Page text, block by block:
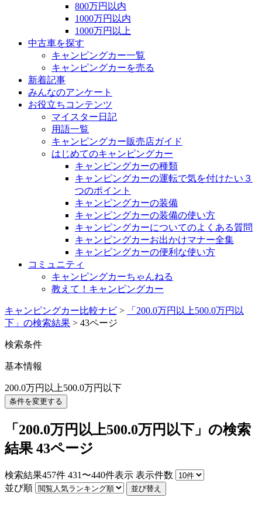
800万円以内
1000万円以内
1000万円以上
中古車を探す
キャンピングカー一覧
キャンピングカーを売る
新着記事
みんなのアンケート
お役立ちコンテンツ
マイスター日記
用語一覧
キャンピングカー販売店ガイド
はじめてのキャンピングカー
キャンピングカーの種類
キャンピングカーの運転で気を付けたい３
つのポイント
キャンピングカーの装備
キャンピングカーの装備の使い方
キャンピングカーについてのよくある質問
キャンピングカーお出かけマナー全集
キャンピングカーの便利な使い方
コミュニティ
キャンピングカーちゃんねる
教えて！キャンピングカー
キャンピングカー比較ナビ >
「200.0万円以上500.0万円以
下」の検索結果 > 43ページ
検索条件
基本情報
200.0万円以上500.0万円以下
条件を変更する
「200.0万円以上500.0万円以下」の検索
結果 43ページ
検索結果457件 431〜440件表示 表示件数
並び順
並び替え